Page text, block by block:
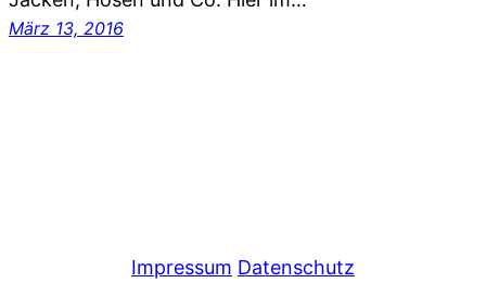
März 13, 2016
Impressum Datenschutz